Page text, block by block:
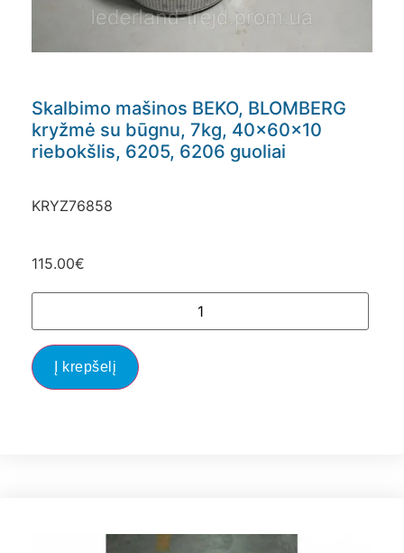
Skalbimo mašinos BEKO, BLOMBERG
kryžmė su būgnu, 7kg, 40x60x10
riebokšlis, 6205, 6206 guoliai
KRYZ76858
115.00€
Į krepšelį